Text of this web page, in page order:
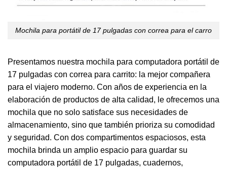
Mochila para portátil de 17 pulgadas con correa para el carro
Presentamos nuestra mochila para computadora portátil de
17 pulgadas con correa para carrito: la mejor compañera
para el viajero moderno. Con años de experiencia en la
elaboración de productos de alta calidad, le ofrecemos una
mochila que no solo satisface sus necesidades de
almacenamiento, sino que también prioriza su comodidad
y seguridad. Con dos compartimentos espaciosos, esta
mochila brinda un amplio espacio para guardar su
computadora portátil de 17 pulgadas, cuadernos,